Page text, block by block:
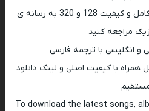
هیپ هاپ و اپرا همراه با متن کامل و کیفیت 128 و 320 به رسانه ی
مراجعه کنید
و انگلیسی با ترجمه فارسی
همراه با کیفیت اصلی و لینک دانلود
To download the latest songs,